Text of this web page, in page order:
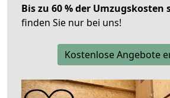
Bis zu 60 % der Umzugskosten
finden Sie nur bei uns!
Kostenlose Angebote